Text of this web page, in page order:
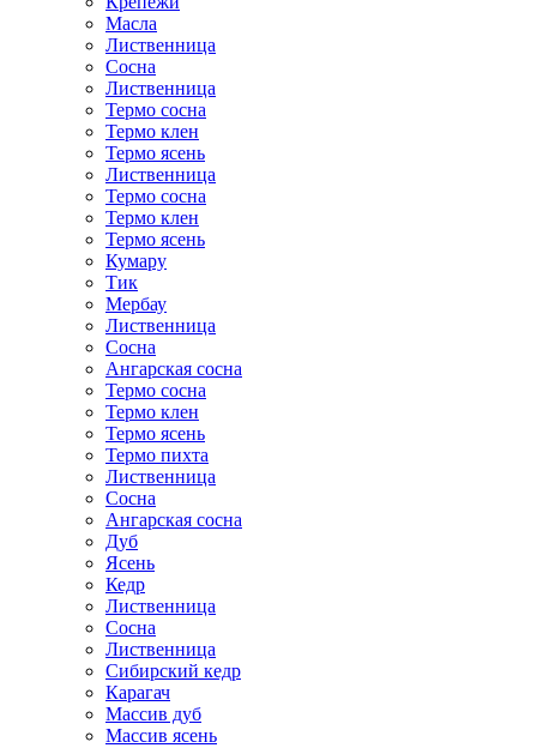
Масла
Лиственница
Сосна
Лиственница
Термо сосна
Термо клен
Термо ясень
Лиственница
Термо сосна
Термо клен
Термо ясень
Кумару
Тик
Мербау
Лиственница
Сосна
Ангарская сосна
Термо сосна
Термо клен
Термо ясень
Термо пихта
Лиственница
Сосна
Ангарская сосна
Дуб
Ясень
Кедр
Лиственница
Сосна
Лиственница
Сибирский кедр
Карагач
Массив дуб
Массив ясень